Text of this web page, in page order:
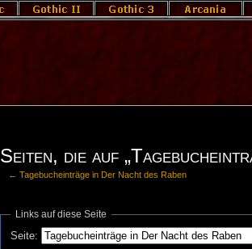
Seiten, die auf
←Tagebucheinträge in Der Nacht des Raben
Links auf diese Seite
Seite: